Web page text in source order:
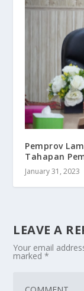
Pemprov
Tahapan
January 31, 2023
LEAVE A
Your email
marked*